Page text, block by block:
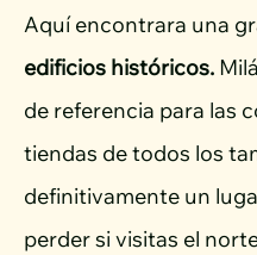
Aquí encontrara una
edificios históricos.
de referencia para las
tiendas de todos los
definitivamente un
perder si visitas el